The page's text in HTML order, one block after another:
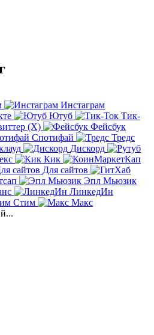
Инстаграм
Ютуб
Тик-
(X)
Фейсбук
Спотифай
Тредс
Дискорд
Кик
Для сайтов
Эпл Мьюзик
ЛинкедИн
Стим
Макс